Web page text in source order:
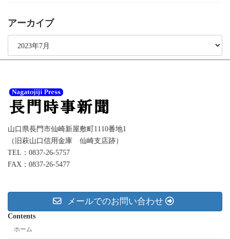
アーカイブ
ア
イ
山口県長門市仙崎新屋敷町1110番地1
（旧萩山口信用金庫 仙崎支店跡）
TEL：0837-26-5757
FAX：0837-26-5477
メールでのお問い合わせ
Contents
ホーム